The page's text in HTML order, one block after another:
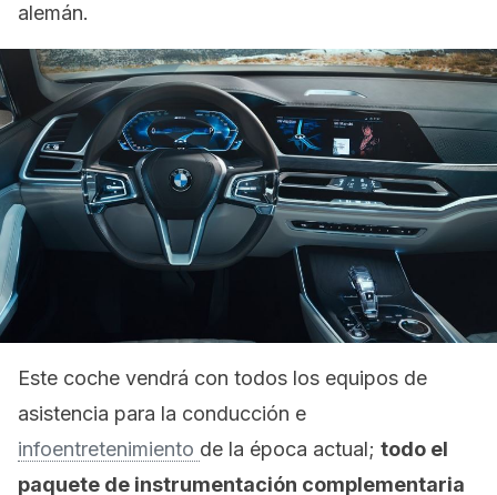
alemán.
Este coche vendrá con todos los equipos de
asistencia para la conducción e
infoentretenimiento de la época actual; todo el
paquete de instrumentación complementaria